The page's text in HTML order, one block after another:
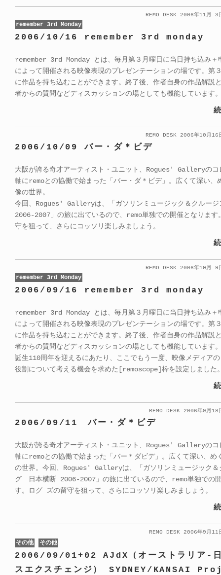
REMO DESK 2006年11月
remember 3rd Monday
2006/10/16 remember 3rd monday
remember 3rd Monday とは、毎月第３月曜日に当日持ち込み＋
によって開催される映像表現のプレゼンテーションの場です。第
に作品を持ち込むことができます。終了後、作者自身の作品解説
者からの質問などディスカッションの場としても機能しています
REMO DESK 2006年10月
2006/10/09 バー・ダ＊ビデ
大阪が誇る奇才アーティスト・ユニット、Rogues' Galleryのコ
軸にremoとの協働で始まった「バー・ダ＊ビデ」。広くて深い、
像の世界。
今回、Rogues' Galleryは、「ガソリンミュージック＆クルージ
2006-2007」の旅に出ているので、remo単独での開催となります
守を狙って、さらにコッソリ楽しみましょう。
REMO DESK 2006年10月
remember 3rd Monday
2006/09/16 remember 3rd monday
remember 3rd Monday とは、毎月第３月曜日に当日持ち込み＋
によって開催される映像表現のプレゼンテーションの場です。第
に作品を持ち込むことができます。終了後、作者自身の作品解説
者からの質問などディスカッションの場としても機能しています
誕生110周年を迎えるにあたり、ここでもう一度、映像メディア
役割について考える機会を求めた[remoscope]枠を設定しました
REMO DESK 2006年9月
2006/09/11 バー・ダ＊ビデ
大阪が誇る奇才アーティスト・ユニット、Rogues' Galleryのコ
軸にremoとの協働で始まった「バー＊ダビデ」。広くて深い、め
の世界。今回、Rogues' Galleryは、「ガソリンミュージック＆
グ 日本横断 2006-2007」の旅に出ているので、remo単独での
す。ログ ズの留守を狙って、さらにコッソリ楽しみましょう。
REMO DESK 2006年9月
その他 その他
2006/09/01+02 AJdX（オーストラリア-
スエクスチェンジ） SYDNEY/KANSAI